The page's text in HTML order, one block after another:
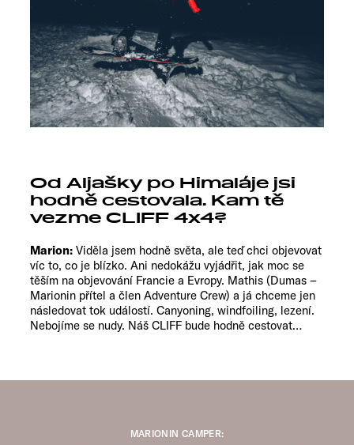
Od Aljašky po Himaláje jsi
hodně cestovala. Kam tě
vezme CLIFF 4x4?
Marion: Viděla jsem hodně světa, ale teď chci objevovat
víc to, co je blízko. Ani nedokážu vyjádřit, jak moc se
těším na objevování Francie a Evropy. Mathis (Dumas –
Marionin přítel a člen Adventure Crew) a já chceme jen
následovat tok událostí. Canyoning, windfoiling, lezení.
Nebojíme se nudy. Náš CLIFF bude hodně cestovat…
MARIONIN CAMPER: